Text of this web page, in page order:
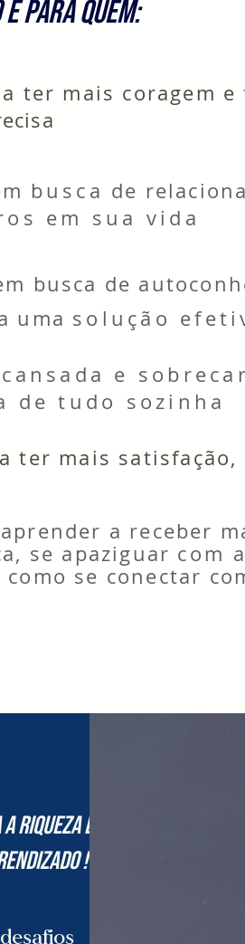
É PARA quem:
ter mais coragem e
busca de
em sua vida
busca de
uma solução
e
de tudo sozinha
ter mais
a receber
se apaziguar com
como se conectar
da
!